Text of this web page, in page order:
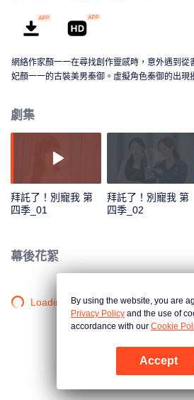
網絡作家顏一一在尋找創作靈感時，意外遇到從
妃顏一一的古裝美男秦御。虛擬角色秦御的出現
劇集
拜託了！別寵我 第
四季_01
拜託了！別寵我 第
四季_02
幕後花絮
Loading…By using the website, you are
Privacy Policy and the use of
accordance with our Cookie
Accept